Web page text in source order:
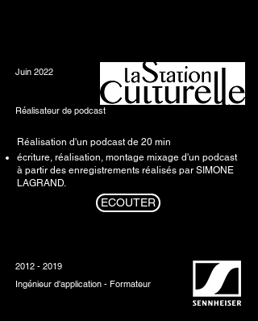
Juin 2022
Réalisateur de podcast
Réalisation d'un podcast de 20 min
écriture, réalisation, montage mixage d'un podcast
à partir des enregistrements réalisés par SIMONE
LAGRAND.
ECOUTER
2012 - 2019
Ingénieur d'application - Formateur